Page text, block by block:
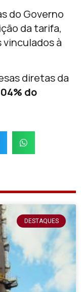
do Governo
da tarifa,
à
diretas da
do
DESTAQUES